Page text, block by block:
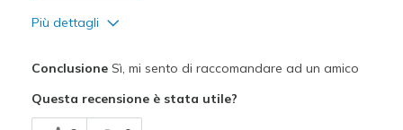
Più dettagli
Breathe Well
ConclusioneSì, mi sento di raccomandare ad un amico
Questa recensione è stata utile?